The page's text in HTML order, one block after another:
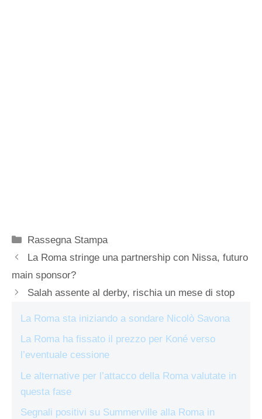
Categorie
Rassegna Stampa
La Roma stringe una partnership con Nissa, futuro
main sponsor?
Salah assente al derby, rischia un mese di stop
La Roma sta iniziando a sondare Nicolò Savona
La Roma ha fissato il prezzo per Koné verso
l’eventuale cessione
Le alternative per l’attacco della Roma valutate in
questa fase
Segnali positivi su Summerville alla Roma in